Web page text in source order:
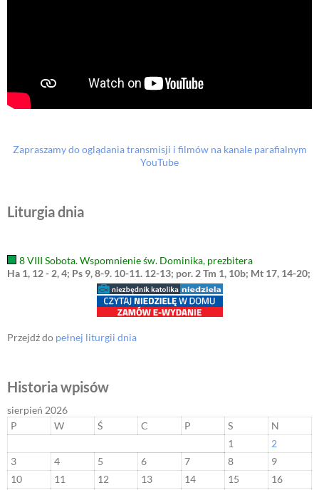
Zapraszamy do oglądania transmisji i filmów na kanale parafialnym
YouTube
Liturgia dnia
8 VIII Sobota. Wspomnienie św. Dominika, prezbitera
Ha 1, 12 - 2, 4; Ps 9, 8-9. 10-11. 12-13; por. 2 Tm 1, 10b; Mt 17, 14-20;
Przejdź do pełnej liturgii dnia
Historia wpisów
sierpień 2026
P
W Ś C P S
N
1
2
3
4 5 6 7 8
9
10
11 12 13 14 15
16